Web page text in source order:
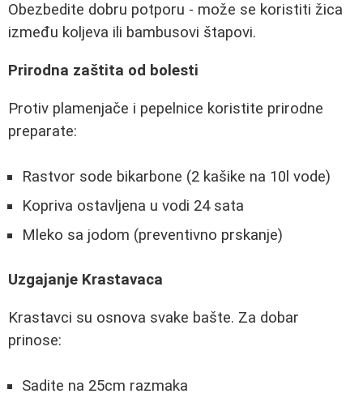
Obezbedite dobru potporu - može se koristiti žica
između koljeva ili bambusovi štapovi.
Prirodna zaštita od bolesti
Protiv plamenjače i pepelnice koristite prirodne
preparate:
Rastvor sode bikarbone (2 kašike na 10l vode)
Kopriva ostavljena u vodi 24 sata
Mleko sa jodom (preventivno prskanje)
Uzgajanje Krastavaca
Krastavci su osnova svake bašte. Za dobar
prinose:
Sadite na 25cm razmaka